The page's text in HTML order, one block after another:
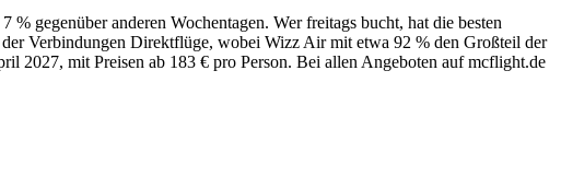
gegenüber anderen Wochentagen. Wer freitags bucht, hat die besten
Verbindungen Direktflüge, wobei Wizz Air mit etwa 92 % den Großteil der
2027, mit Preisen ab 183 € pro Person. Bei allen Angeboten auf mcflight.de